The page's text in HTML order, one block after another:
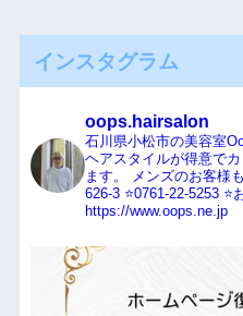
インスタグラム
oops.hairsalon
石川県小松市の美容室
ヘアスタイルが得意で
ます。
メンズのお客様
626-3⭐️0761-22-5253⭐️
https://www.oops.ne.jp